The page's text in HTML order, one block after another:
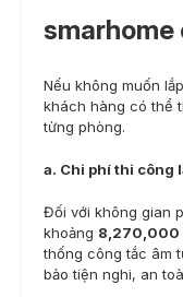
smarhome
Nếu không muốn
khách hàng có thể
từng phòng.
a. Chi phí thi công
Đối với không gian
khoảng 8,270,000
thống công tắc âm
bảo tiện nghi, an